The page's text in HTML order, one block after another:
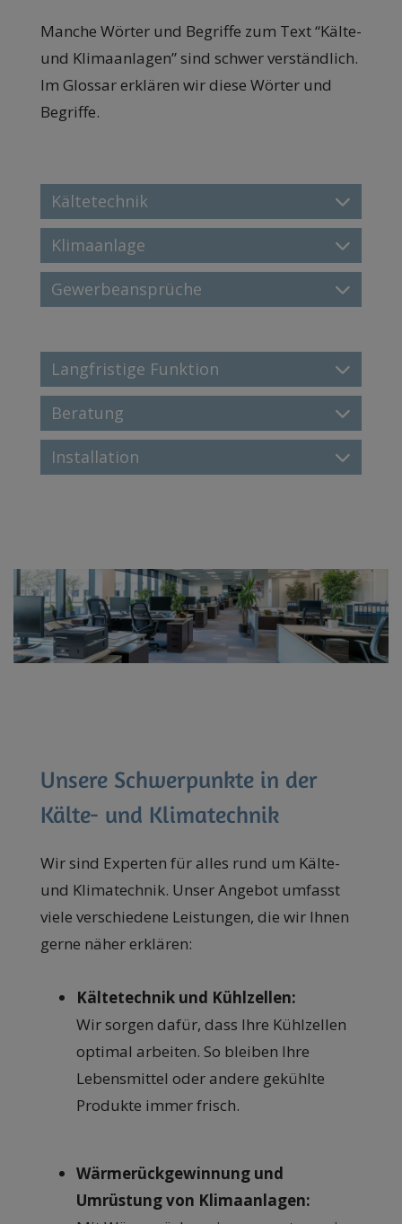
Manche Wörter und Begriffe zum Text “Kälte-
und Klimaanlagen” sind schwer verständlich.
Im Glossar erklären wir diese Wörter und
Begriffe.
Kältetechnik
Klimaanlage
Gewerbeansprüche
Langfristige Funktion
Beratung
Installation
Unsere Schwerpunkte in der
Kälte- und Klimatechnik
Wir sind Experten für alles rund um Kälte-
und Klimatechnik. Unser Angebot umfasst
viele verschiedene Leistungen, die wir Ihnen
gerne näher erklären:
Kältetechnik und Kühlzellen:
Wir sorgen dafür, dass Ihre Kühlzellen
optimal arbeiten. So bleiben Ihre
Lebensmittel oder andere gekühlte
Produkte immer frisch.
Wärmerückgewinnung und
Umrüstung von Klimaanlagen: